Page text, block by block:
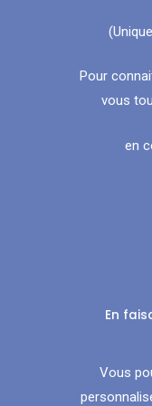
Pour
vous
en
En
Vous